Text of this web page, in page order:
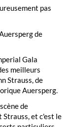
pas
de
Gala
meilleurs
Strauss, de
Auersperg.
de
et c'est le